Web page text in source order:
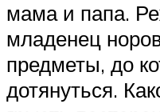
мама и папа.
младенец
предметы, до
дотянуться.